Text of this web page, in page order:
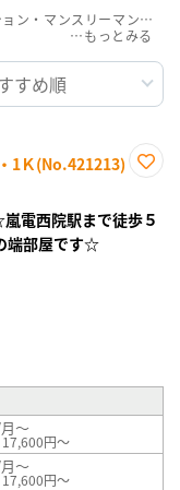
1Ｋ(No.421213)
り登
録
電西院駅まで徒歩５
端部屋です☆
～
円～
～
円～
西大路三条駅/保証人不要のウィークリーマンション・マンスリーマンション賃貸物件一覧を掲載中。敷金・礼金無料、家具・家電付をご紹介。こだわり条件での絞込みも簡単！
…